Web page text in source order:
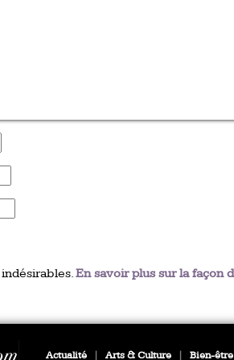
En savoir plus sur la façon
Actualité Arts & Culture Bien-être